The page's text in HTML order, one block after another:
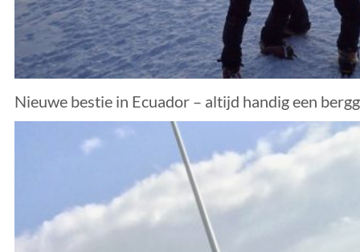
Nieuwe bestie in Ecuador – altijd handig een